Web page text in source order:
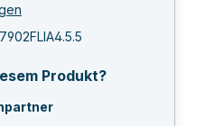
Produkt?